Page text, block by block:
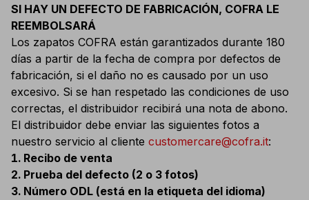
SI HAY UN DEFECTO DE FABRICACIÓN, COFRA LE
REEMBOLSARÁ
Los zapatos COFRA están garantizados durante 180
días a partir de la fecha de compra por defectos de
fabricación, si el daño no es causado por un uso
excesivo. Si se han respetado las condiciones de uso
correctas, el distribuidor recibirá una nota de abono.
El distribuidor debe enviar las siguientes fotos a
nuestro servicio al cliente customercare@cofra.it:
Recibo de venta
Prueba del defecto (2 o 3 fotos)
Número ODL (está en la etiqueta del idioma)